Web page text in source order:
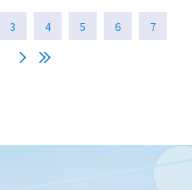
3 4 5 6 7